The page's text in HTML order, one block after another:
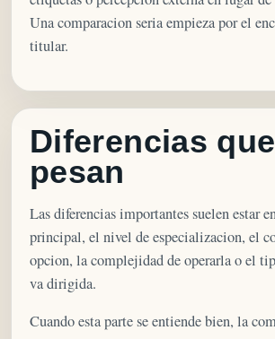
Una comparacion seria empieza por el
titular.
Diferencias
pesan
Las diferencias importantes suelen estar
principal, el nivel de especializacion, el
opcion, la complejidad de operarla o el
va dirigida.
Cuando esta parte se entiende bien, la